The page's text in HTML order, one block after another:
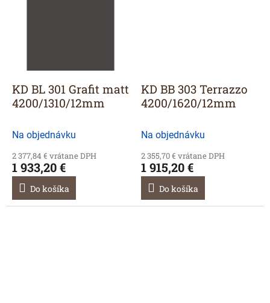
KD BL 301 Grafit matt
4200/1310/12mm
Na objednávku
2 377,84 € vrátane DPH
1 933,20 €
Do košíka
KD BB 303 Terrazzo
4200/1620/12mm
Na objednávku
2 355,70 € vrátane DPH
1 915,20 €
Do košíka